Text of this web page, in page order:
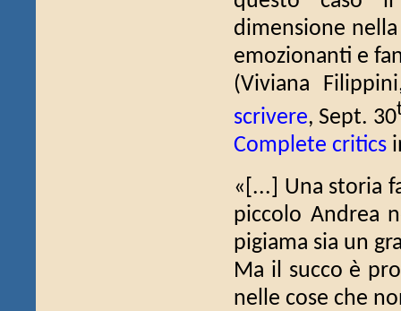
dimensione
emozionanti e
(Viviana
scrivere, Sept. 30
Complete critics
«[...] Una storia
piccolo Andrea
pigiama sia un
Ma il succo è
nelle cose che